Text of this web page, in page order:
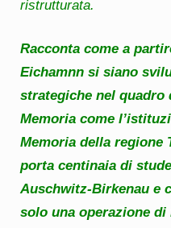
ristrutturata.
Racconta come a
Eichamnn si siano
strategiche nel quadro
Memoria come
Memoria della regione
porta centinaia di
Auschwitz-Birkenau e
solo una operazione di